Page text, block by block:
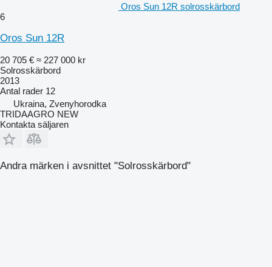
Oros Sun 12R solrosskärbord
6
Oros Sun 12R
20 705 € ≈ 227 000 kr
Solrosskärbord
2013
Antal rader 12
Ukraina, Zvenyhorodka
TRIDAAGRO NEW
Kontakta säljaren
Andra märken i avsnittet "Solrosskärbord"